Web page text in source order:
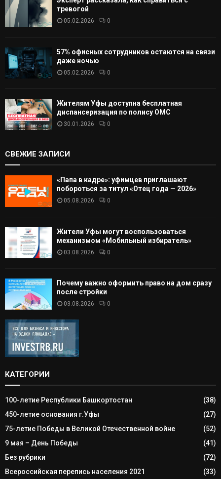
тревогой
05.02.2026 0
57% офисных сотрудников остаются на связи
даже ночью
05.02.2026 0
Жителям Уфы доступна бесплатная
диспансеризация по полису ОМС
30.01.2026 0
СВЕЖИЕ ЗАПИСИ
«Папа в кадре»: уфимцев приглашают
побороться за титул «Отец года — 2026»
05.08.2026 0
Жители Уфы могут воспользоваться
механизмом «Мобильный избиратель»
03.08.2026 0
Почему важно оформить право на дом сразу
после стройки
03.08.2026 0
КАТЕГОРИИ
100-летие Республики Башкортостан
(38)
450-летие основания г.Уфы
(27)
75-летие Победы в Великой Отечественной войне
(52)
9 мая – День Победы
(41)
Без рубрики
(72)
Всероссийская перепись населения 2021
(33)